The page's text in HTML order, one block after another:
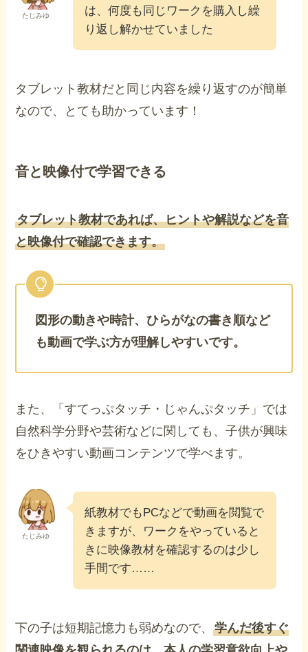
たじみゆ
は、何度も同じワークを購入し繰
り返し解かせていました
タブレット教材だと同じ内容を繰り返すのが簡単
なので、とても助かっています！
音と映像付で学習できる
タブレット教材であれば、ヒントや解説などを音
と映像付で確認できます。
図形の動きや時計、ひらがなの書き順など
も動画で学ぶ方が理解しやすいです。
また、「すてっぷタッチ・じゃんぷタッチ」では
自然科学分野や芸術などに関しても、子供が興味
をひきやすい動画コンテンツで学べます。
たじみゆ
紙教材でもPCなどで動画を閲覧で
きますが、ワークをやっていると
きに映像教材を確認するのは少し
手間です……
下の子は短期記憶力も弱めなので、学んだ後すぐ